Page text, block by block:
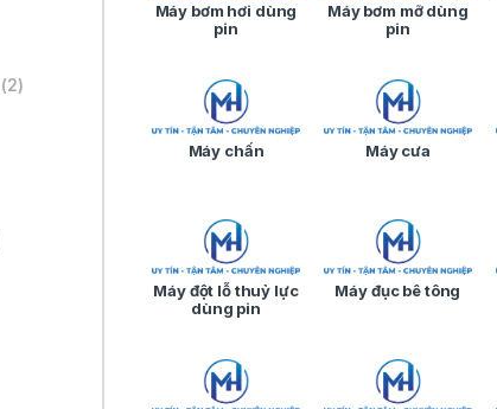
Máy bơm hơi dùng
pin
Máy bơm mỡ dùng
pin
Máy chấn Máy cưa
Máy đột lỗ thuỷ lực
dùng pin
Máy đục bê tông
(2)